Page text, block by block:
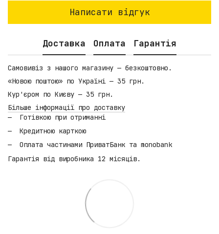
Написати відгук
Доставка Оплата Гарантія
Самовивіз з нашого магазину — безкоштовно.
«Новою поштою» по Україні — 35 грн.
Кур'єром по Києву — 35 грн.
Більше інформації про доставку
Готівкою при отриманні
Кредитною карткою
Оплата частинами ПриватБанк та monobank
Гарантія від виробника 12 місяців.